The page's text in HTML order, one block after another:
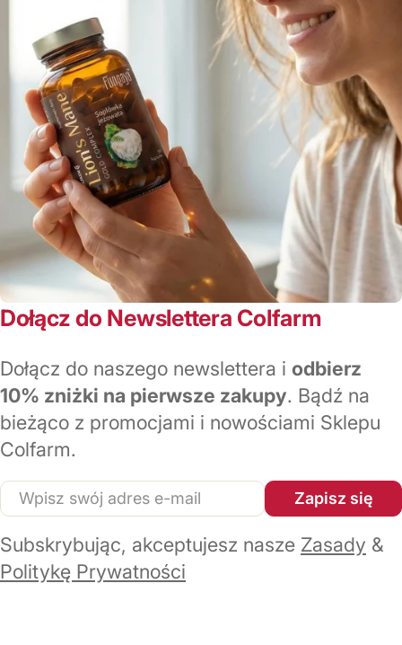
Dołącz do Newslettera Colfarm
Dołącz do naszego newslettera i odbierz
10% zniżki na pierwsze zakupy. Bądź na
bieżąco z promocjami i nowościami Sklepu
Colfarm.
E-
mail
Zapisz się
Subskrybując, akceptujesz nasze Zasady &
Politykę Prywatności